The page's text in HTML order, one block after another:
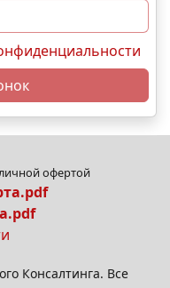
офертой
Консалтинга. Все